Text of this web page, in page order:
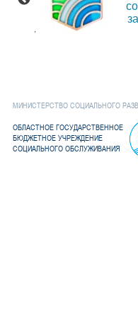
МИНИСТЕРСТВО СОЦИАЛЬНОГО
ОБЛАСТНОЕ ГОСУДАРСТВЕННОЕ
БЮДЖЕТНОЕ УЧРЕЖДЕНИЕ
СОЦИАЛЬНОГО ОБСЛУЖИВАНИЯ